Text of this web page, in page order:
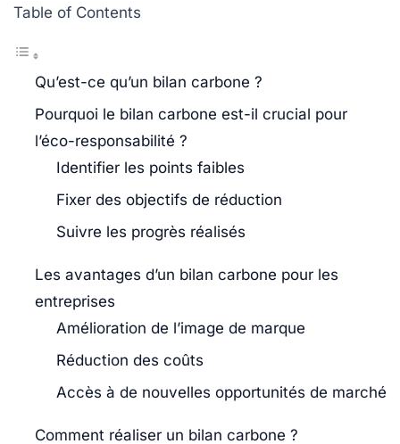
Table of Contents
Qu’est-ce qu’un bilan carbone ?
Pourquoi le bilan carbone est-il crucial pour
l’éco-responsabilité ?
Identifier les points faibles
Fixer des objectifs de réduction
Suivre les progrès réalisés
Les avantages d’un bilan carbone pour les
entreprises
Amélioration de l’image de marque
Réduction des coûts
Accès à de nouvelles opportunités de marché
Comment réaliser un bilan carbone ?